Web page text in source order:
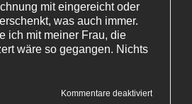
mit eingereicht oder
was auch immer.
ich mit meiner Frau, die
wäre so gegangen. Nichts
Kommentare deaktiviertfür